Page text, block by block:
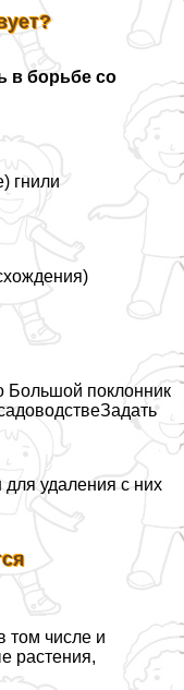
в борьбе со
гнили
Большой поклонник
Задать
для удаления с них
том числе и
растения,